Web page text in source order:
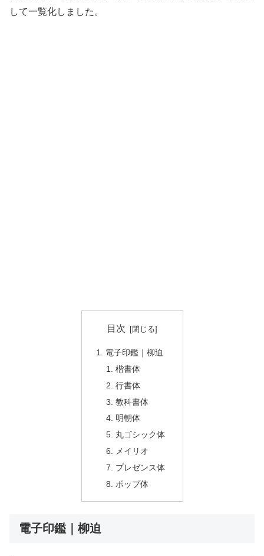
して一覧化しました。
目次
電子印鑑｜柳迫
楷書体
行書体
教科書体
明朝体
丸ゴシック体
メイリオ
プレゼンス体
ポップ体
電子印鑑｜柳迫